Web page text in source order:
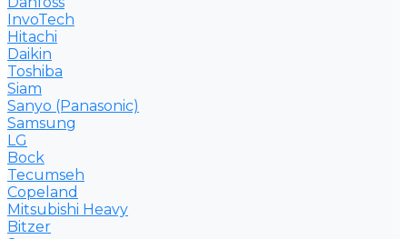
InvoTech
Hitachi
Daikin
Toshiba
Siam
Sanyo (Panasonic)
Samsung
LG
Bock
Tecumseh
Copeland
Mitsubishi Heavy
Bitzer